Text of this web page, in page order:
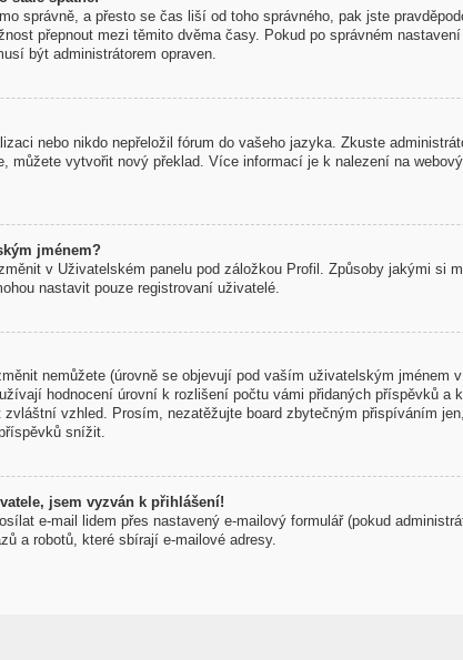
správně, a přesto se čas liší od toho správného, pak jste
přepnout mezi těmito dvěma časy. Pokud po správném
být administrátorem opraven.
nebo nikdo nepřeložil fórum do vašeho jazyka. Zkuste
můžete vytvořit nový překlad. Více informací je k nalezení na
jménem?
v Uživatelském panelu pod záložkou Profil. Způsoby jakými si
nastavit pouze registrovaní uživatelé.
nemůžete (úrovně se objevují pod vaším uživatelským jménem
hodnocení úrovní k rozlišení počtu vámi přidaných příspěvků a
vzhled. Prosím, nezatěžujte board zbytečným přispíváním
snížit.
jsem vyzván k přihlášení!
e-mail lidem přes nastavený e-mailový formulář (pokud
a robotů, které sbírají e-mailové adresy.